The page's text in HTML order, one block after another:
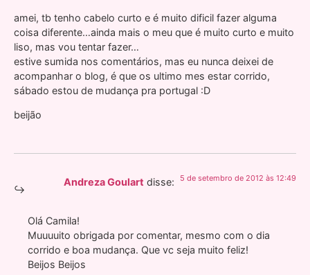
amei, tb tenho cabelo curto e é muito dificil fazer alguma
coisa diferente…ainda mais o meu que é muito curto e muito
liso, mas vou tentar fazer…
estive sumida nos comentários, mas eu nunca deixei de
acompanhar o blog, é que os ultimo mes estar corrido,
sábado estou de mudança pra portugal :D
beijão
Andreza Goulart disse: 5 de setembro de 2012 às 12:49
Olá Camila!
Muuuuito obrigada por comentar, mesmo com o dia
corrido e boa mudança. Que vc seja muito feliz!
Beijos Beijos